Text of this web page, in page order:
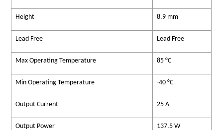
Height 8.9 mm
Lead Free Lead Free
Max Operating Temperature 85 °C
Min Operating Temperature -40 °C
Output Current 25 A
Output Power 137.5 W